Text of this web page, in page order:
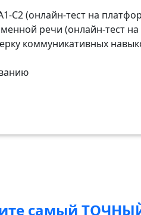
С2 (онлайн-тест на
речи (онлайн-тест
коммуникативных
самый